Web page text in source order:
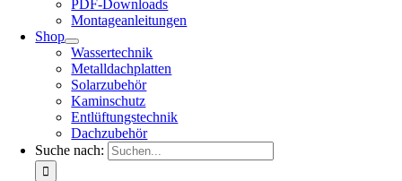
PDF-Downloads
Montageanleitungen
Shop
Wassertechnik
Metalldachplatten
Solarzubehör
Kaminschutz
Entlüftungstechnik
Dachzubehör
Suche nach: